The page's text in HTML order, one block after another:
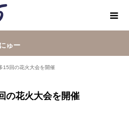
ゅー
15回の花火大会を開催
の花火大会を開催